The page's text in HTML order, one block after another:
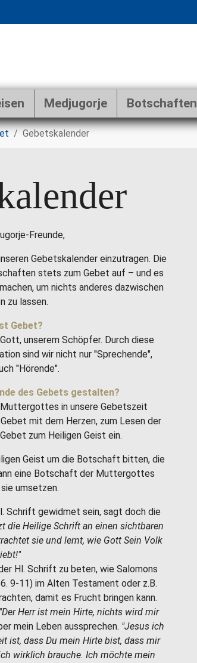
Medjugorje Botschaften
Gebetskalender
Freunde,
Gebetskalender einzutragen. Die
stets zum Gebet auf – und es
um nichts anderes dazwischen
zu lassen.
Gebet?
unserem Schöpfer. Durch diese
sind wir nicht nur "Sprechende",
"Hörende".
des Gebets gestalten?
in unsere Gebetszeit
mit dem Herzen, zum Lesen der
zum Heiligen Geist ein.
Geist um die Botschaft bitten, die
eine Botschaft der Muttergottes
umsetzen.
Schrift gewidmet sein, sagt doch die
die Heilige Schrift an einen sichtbaren
sie und lernt, wie Gott Sein Volk
Hl. Schrift zu beten, wie Salomons
9-11) im Alten Testament oder z.B.
damit es Frucht bringen kann.
"Der Herr ist mein Hirte, nichts wird mir
mein Leben aussprechen. "Jesus ich
ist, dass Du mein Hirte bist, dass mir
wirklich brauche. Ich möchte mein